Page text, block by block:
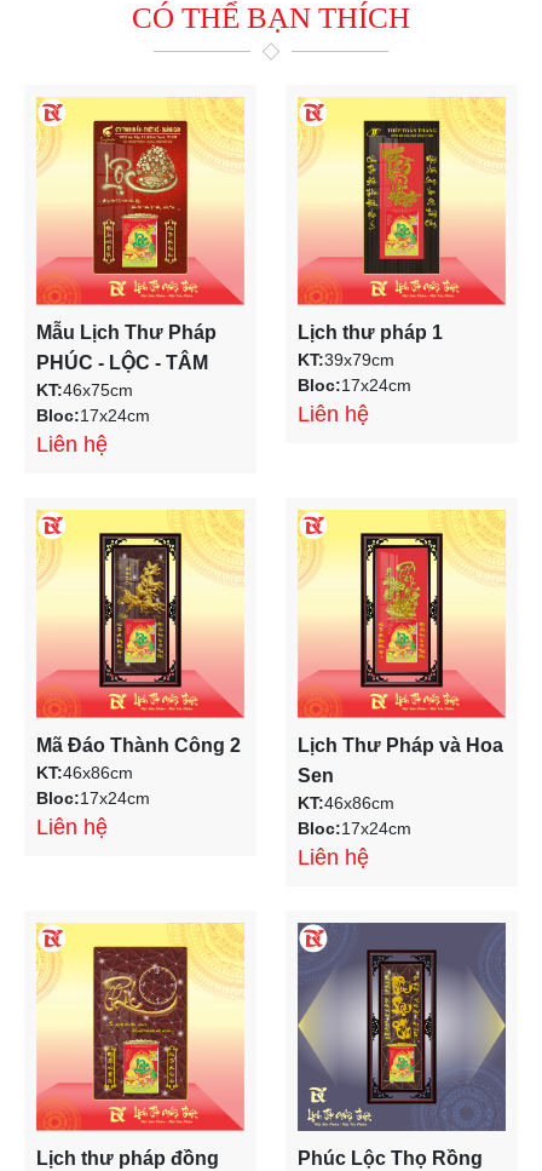
CÓ THỂ BẠN THÍCH
Mẫu Lịch Thư Pháp
PHÚC - LỘC - TÂM
KT:46x75cm
Bloc:17x24cm
Liên hệ
Lịch thư pháp 1
KT:39x79cm
Bloc:17x24cm
Liên hệ
Mã Đáo Thành Công 2
KT:46x86cm
Bloc:17x24cm
Liên hệ
Lịch Thư Pháp và Hoa
Sen
KT:46x86cm
Bloc:17x24cm
Liên hệ
Lịch thư pháp đồng
Phúc Lộc Thọ Rồng